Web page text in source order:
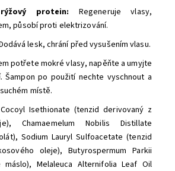
protein: Regeneruje vlasy,
působí proti elektrizování.
lesk, chrání před vysušením vlasu.
potřete mokré vlasy, napěňte a umyjte
Šampon po použití nechte vyschnout a
místě.
Isethionate (tenzid derivovaný z
Chamaemelum Nobilis Distillate
Sodium Lauryl Sulfoacetate (tenzid
oleje), Butyrospermum Parkii
máslo), Melaleuca Alternifolia Leaf Oil